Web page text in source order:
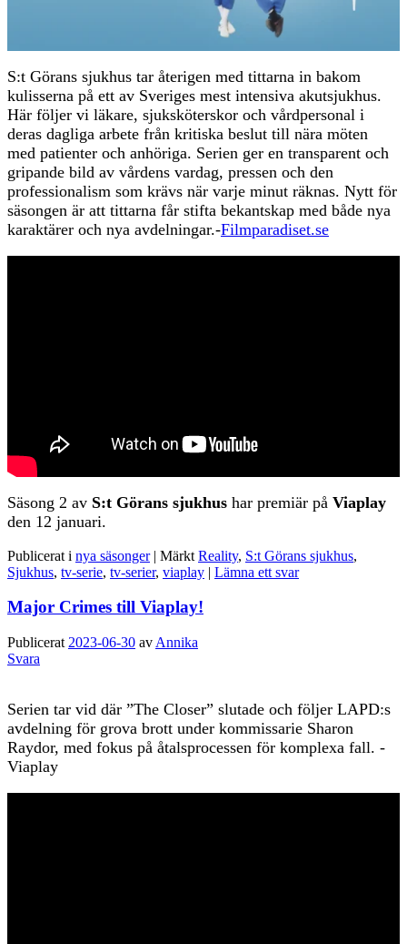
S:t Görans sjukhus tar återigen med tittarna in bakom
kulisserna på ett av Sveriges mest intensiva akutsjukhus.
Här följer vi läkare, sjuksköterskor och vårdpersonal i
deras dagliga arbete från kritiska beslut till nära möten
med patienter och anhöriga. Serien ger en transparent och
gripande bild av vårdens vardag, pressen och den
professionalism som krävs när varje minut räknas. Nytt för
säsongen är att tittarna får stifta bekantskap med både nya
karaktärer och nya avdelningar.-Filmparadiset.se
Säsong 2 av S:t Görans sjukhus har premiär på Viaplay
den 12 januari.
Publicerat i nya säsonger | Märkt Reality, S:t Görans sjukhus,
Sjukhus, tv-serie, tv-serier, viaplay | Lämna ett svar
Major Crimes till Viaplay!
Publicerat 2023-06-30 av Annika
Svara
Serien tar vid där ”The Closer” slutade och följer LAPD:s
avdelning för grova brott under kommissarie Sharon
Raydor, med fokus på åtalsprocessen för komplexa fall. -
Viaplay